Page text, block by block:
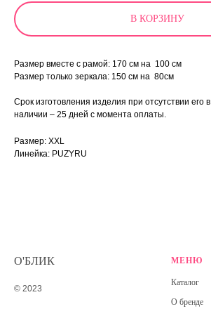
В КОРЗИНУ
Размер вместе с рамой: 170 см на 100 см
Размер только зеркала: 150 см на 80см
Срок изготовления изделия при отсутствии его в
наличии – 25 дней с момента оплаты.
Размер: XXL
Линейка: PUZYRU
О'БЛИК
© 2023
МЕНЮ
Каталог
О бренде